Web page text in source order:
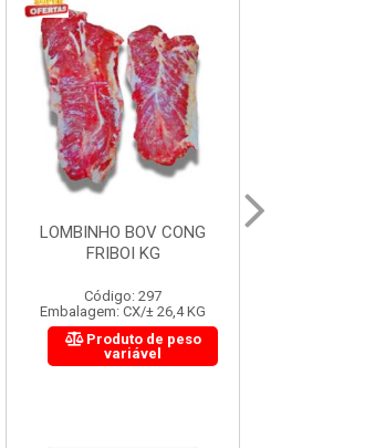
FIGADO BOV CONG FRIBOI
KG
Código: 222
Embalagem: CX/± 30,12 KG
Produto de peso
variável